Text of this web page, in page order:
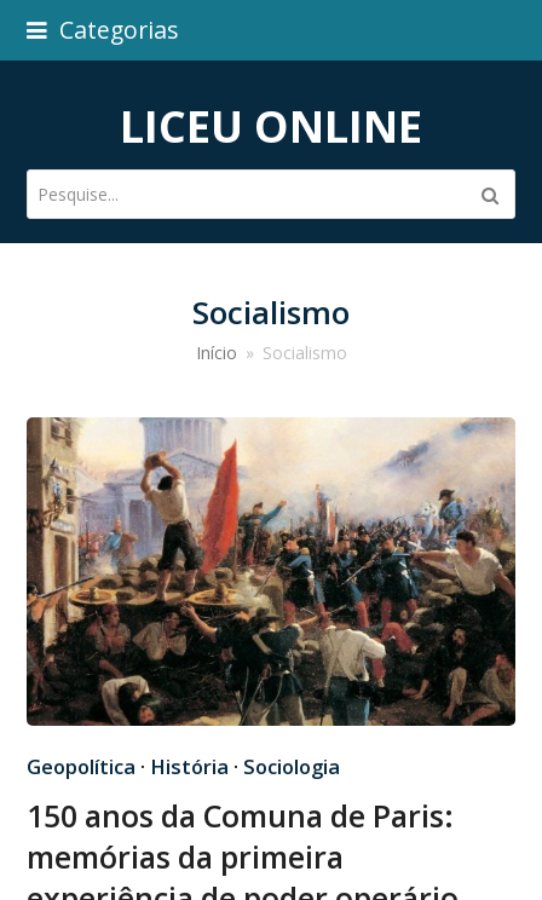
Categorias
LICEU ONLINE
Pesquise...
Socialismo
Início » Socialismo
Geopolítica · História · Sociologia
150 anos da Comuna de Paris:
memórias da primeira